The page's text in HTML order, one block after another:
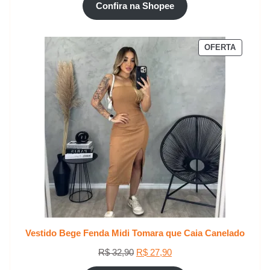
original
era:
atual
é:
Confira na Shopee
OFERTA
EM
Vestido Bege Fenda Midi Tomara que Caia Canelado
R$32,90 O
preço
R$ 27,90O
preço